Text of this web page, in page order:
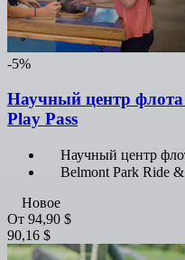
-5%
Научный центр
Play Pass
Научный центр
Belmont Park Ride &
Новое
От 94,90 $
90,16 $